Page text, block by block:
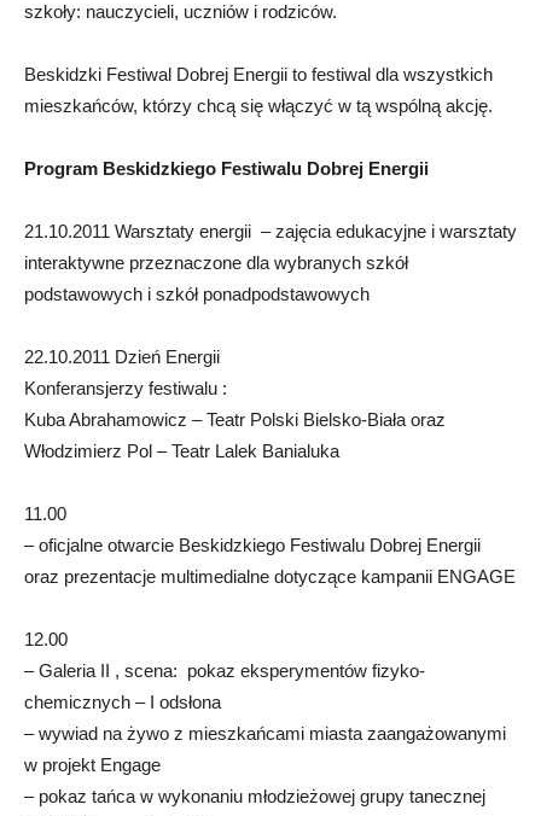
szkoły: nauczycieli, uczniów i rodziców.
Beskidzki Festiwal Dobrej Energii to festiwal dla wszystkich
mieszkańców, którzy chcą się włączyć w tą wspólną akcję.
Program Beskidzkiego Festiwalu Dobrej Energii
21.10.2011 Warsztaty energii – zajęcia edukacyjne i warsztaty
interaktywne przeznaczone dla wybranych szkół
podstawowych i szkół ponadpodstawowych
22.10.2011 Dzień Energii
Konferansjerzy festiwalu :
Kuba Abrahamowicz – Teatr Polski Bielsko-Biała oraz
Włodzimierz Pol – Teatr Lalek Banialuka
11.00
– oficjalne otwarcie Beskidzkiego Festiwalu Dobrej Energii
oraz prezentacje multimedialne dotyczące kampanii ENGAGE
12.00
– Galeria II , scena: pokaz eksperymentów fizyko-
chemicznych – I odsłona
– wywiad na żywo z mieszkańcami miasta zaangażowanymi
w projekt Engage
– pokaz tańca w wykonaniu młodzieżowej grupy tanecznej